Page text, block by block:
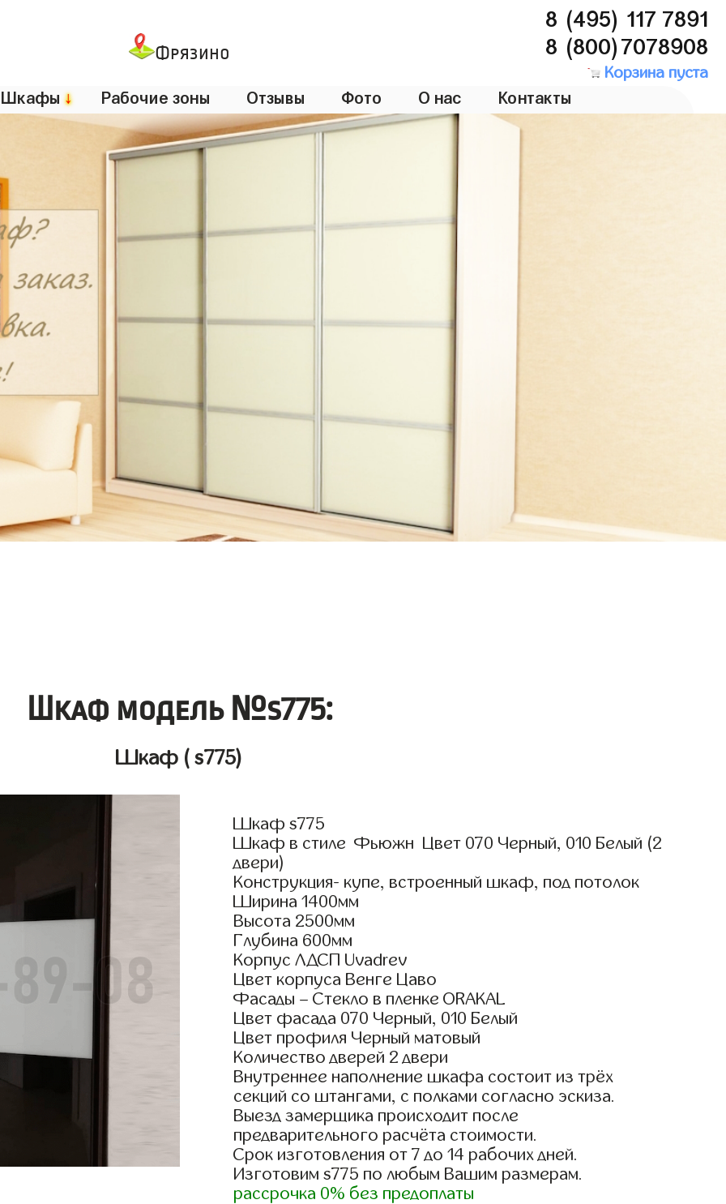
Фрязино
8 (495) 117 7891
8 (800)7078908
Корзина пуста
Шкафы↓ Рабочие зоны Отзывы Фото О нас Контакты
Шкаф модель №s775:
Шкаф ( s775)
Шкаф s775
Шкаф в стиле Фьюжн Цвет 070 Черный, 010 Белый (2
двери)
Конструкция- купе, встроенный шкаф, под потолок
Ширина 1400мм
Высота 2500мм
Глубина 600мм
Корпус ЛДСП Uvadrev
Цвет корпуса Венге Цаво
Фасады – Стекло в пленке ORAKAL
Цвет фасада 070 Черный, 010 Белый
Цвет профиля Черный матовый
Количество дверей 2 двери
Внутреннее наполнение шкафа состоит из трёх
секций со штангами, с полками согласно эскиза.
Выезд замерщика происходит после
предварительного расчёта стоимости.
Срок изготовления от 7 до 14 рабочих дней.
Изготовим s775 по любым Вашим размерам.
рассрочка 0% без предоплаты